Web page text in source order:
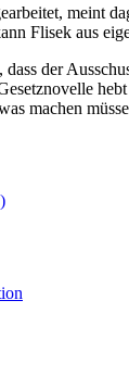
meint
Flisek aus
dass der
machen